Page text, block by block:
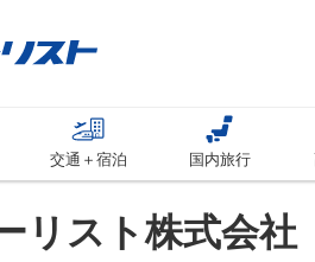
交通＋宿泊 国内旅行
リスト株式会